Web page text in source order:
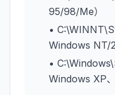
95/98/Me）
•
Windows NT/
•
Windows XP